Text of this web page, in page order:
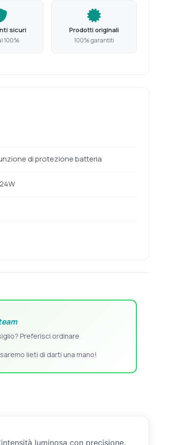
sicuri
100%
Prodotti originali
100% garantiti
di protezione batteria
Preferisci ordinare
lieti di darti una mano!
luminosa con precisione.